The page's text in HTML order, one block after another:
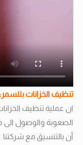
تنظيف الخزانات بللسمر:
ان عملية تنظيف
الصعوبة والوصول الى
أن بالتنسيق مع